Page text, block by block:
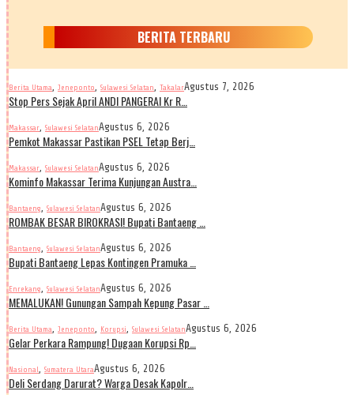
BERITA TERBARU
Berita Utama, Jeneponto, Sulawesi Selatan, TakalarAgustus 7, 2026
Stop Pers Sejak April ANDI PANGERAI Kr R…
Makassar, Sulawesi SelatanAgustus 6, 2026
Pemkot Makassar Pastikan PSEL Tetap Berj…
Makassar, Sulawesi SelatanAgustus 6, 2026
Kominfo Makassar Terima Kunjungan Austra…
Bantaeng, Sulawesi SelatanAgustus 6, 2026
ROMBAK BESAR BIROKRASI! Bupati Bantaeng …
Bantaeng, Sulawesi SelatanAgustus 6, 2026
Bupati Bantaeng Lepas Kontingen Pramuka …
Enrekang, Sulawesi SelatanAgustus 6, 2026
MEMALUKAN! Gunungan Sampah Kepung Pasar …
Berita Utama, Jeneponto, Korupsi, Sulawesi SelatanAgustus 6, 2026
Gelar Perkara Rampung! Dugaan Korupsi Rp…
Nasional, Sumatera UtaraAgustus 6, 2026
Deli Serdang Darurat? Warga Desak Kapolr…